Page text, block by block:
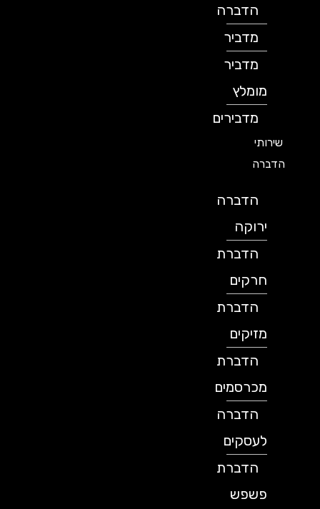
הדברה
מדביר
מדביר
מומלץ
מדבירים
שירותי
הדברה
הדברה
ירוקה
הדברת
חרקים
הדברת
מזיקים
הדברת
מכרסמים
הדברה
לעסקים
הדברת
פשפש